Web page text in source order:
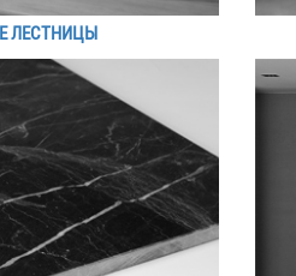
ЛЕСТНИЦЫ